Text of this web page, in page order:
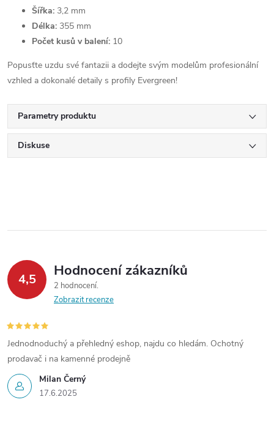
Šířka: 3,2 mm
Délka: 355 mm
Počet kusů v balení: 10
Popusťte uzdu své fantazii a dodejte svým modelům profesionální
vzhled a dokonalé detaily s profily Evergreen!
Parametry produktu
Diskuse
4,5 Hodnocení zákazníků
2 hodnocení
Zobrazit recenze
Milan Černý
17.6.2025
Jednodnoduchý a přehledný eshop, najdu co hledám. Ochotný
prodavač i na kamenné prodejně